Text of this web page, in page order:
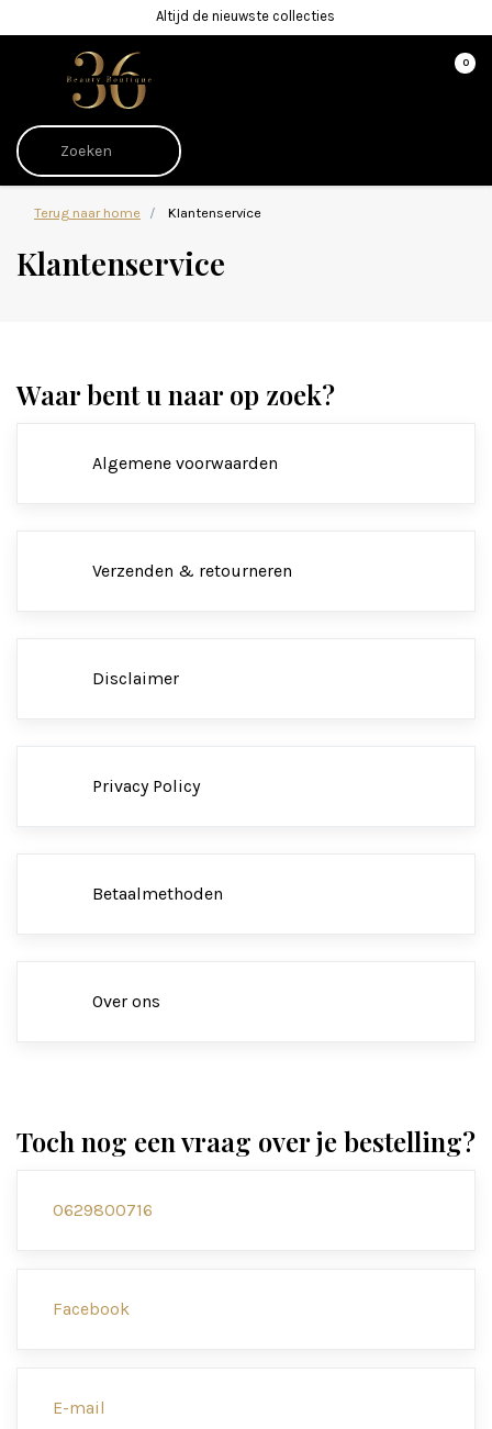
Altijd de nieuwste collecties
0
Terug naar home Klantenservice
Klantenservice
Waar bent u naar op zoek?
Algemene voorwaarden
Verzenden & retourneren
Disclaimer
Privacy Policy
Betaalmethoden
Over ons
Toch nog een vraag over je bestelling?
0629800716
Facebook
E-mail